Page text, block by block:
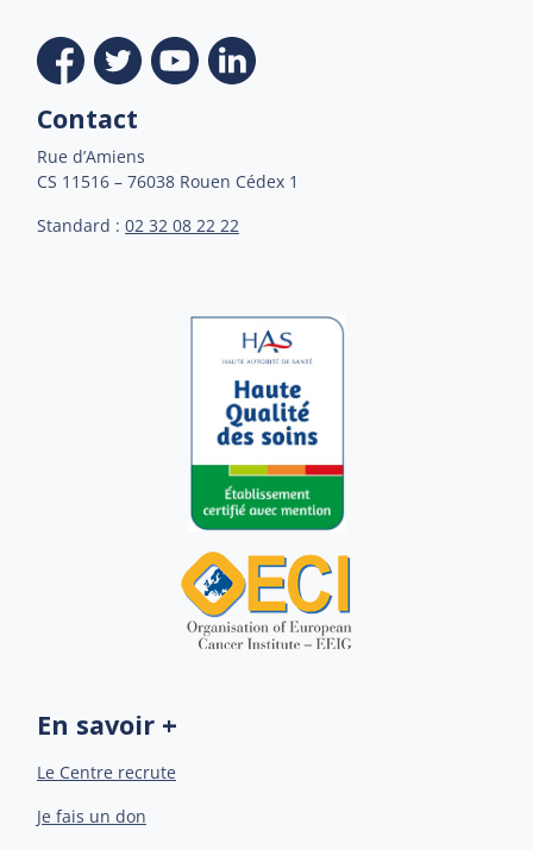
Contact
Rue d’Amiens
CS 11516 – 76038 Rouen Cédex 1
Standard : 02 32 08 22 22
En savoir +
Le Centre recrute
Je fais un don